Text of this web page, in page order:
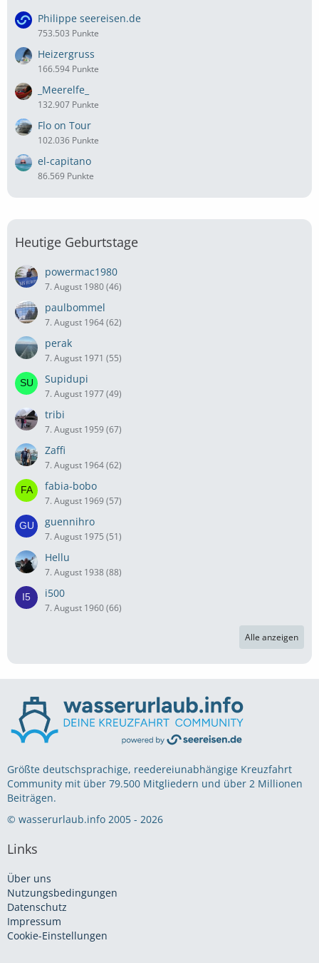
Philippe seereisen.de
753.503 Punkte
Heizergruss
166.594 Punkte
_Meerelfe_
132.907 Punkte
Flo on Tour
102.036 Punkte
el-capitano
86.569 Punkte
Heutige Geburtstage
powermac1980
7. August 1980 (46)
paulbommel
7. August 1964 (62)
perak
7. August 1971 (55)
Supidupi
7. August 1977 (49)
tribi
7. August 1959 (67)
Zaffi
7. August 1964 (62)
fabia-bobo
7. August 1969 (57)
guennihro
7. August 1975 (51)
Hellu
7. August 1938 (88)
i500
7. August 1960 (66)
Alle anzeigen
Größte deutschsprachige, reedereiunabhängige Kreuzfahrt
Community mit über 79.500 Mitgliedern und über 2 Millionen
Beiträgen.
© wasserurlaub.info 2005 - 2026
Links
Über uns
Nutzungsbedingungen
Datenschutz
Impressum
Cookie-Einstellungen